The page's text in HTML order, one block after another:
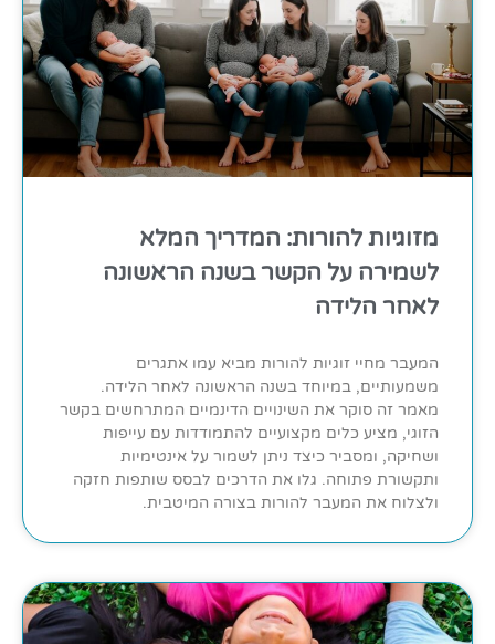
מזוגיות להורות: המדריך המלא
לשמירה על הקשר בשנה הראשונה
לאחר הלידה
המעבר מחיי זוגיות להורות מביא עמו אתגרים
משמעותיים, במיוחד בשנה הראשונה לאחר הלידה.
מאמר זה סוקר את השינויים הדינמיים המתרחשים בקשר
הזוגי, מציע כלים מקצועיים להתמודדות עם עייפות
ושחיקה, ומסביר כיצד ניתן לשמור על אינטימיות
ותקשורת פתוחה. גלו את הדרכים לבסס שותפות חזקה
ולצלוח את המעבר להורות בצורה המיטבית.